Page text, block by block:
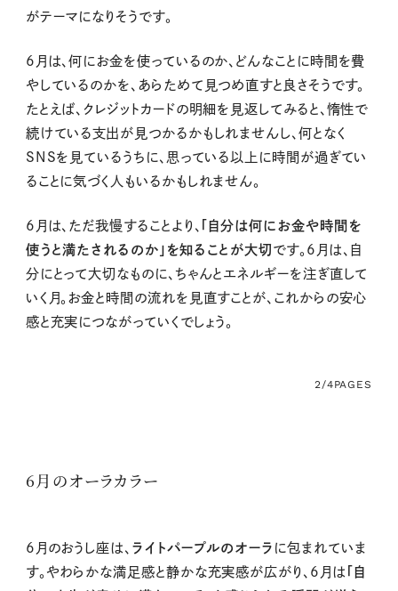
がテーマになりそうです。
6月は、何にお金を使っているのか、どんなことに時間を費
やしているのかを、あらためて見つめ直すと良さそうです。
たとえば、クレジットカードの明細を見返してみると、惰性で
続けている支出が見つかるかもしれませんし、何となく
SNSを見ているうちに、思っている以上に時間が過ぎてい
ることに気づく人もいるかもしれません。
6月は、ただ我慢することより、 「自分は何にお金や時間を
使うと満たされるのか」を知ることが大切です。6月は、自
分にとって大切なものに、ちゃんとエネルギーを注ぎ直して
いく月。お金と時間の流れを見直すことが、これからの安心
感と充実につながっていくでしょう。
2/4PAGES
6月のオーラカラー
6月のおうし座は、 ライトパープルのオーラ に包まれていま
す。やわらかな満足感と静かな充実感が広がり、6月は
「自